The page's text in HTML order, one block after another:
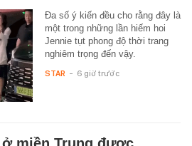
Đa số ý kiến đều cho rằng đây là
một trong những lần hiếm hoi
Jennie tụt phong độ thời trang
nghiêm trọng đến vậy.
STAR - 6 giờ trước